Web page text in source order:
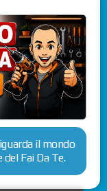
il mondo
Fai Da Te.